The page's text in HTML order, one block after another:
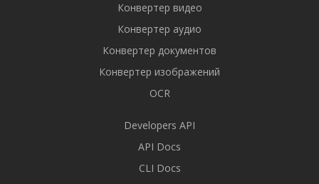
Конвертер видео
Конвертер аудио
Конвертер документов
Конвертер изображений
OCR
Developers API
API Docs
CLI Docs